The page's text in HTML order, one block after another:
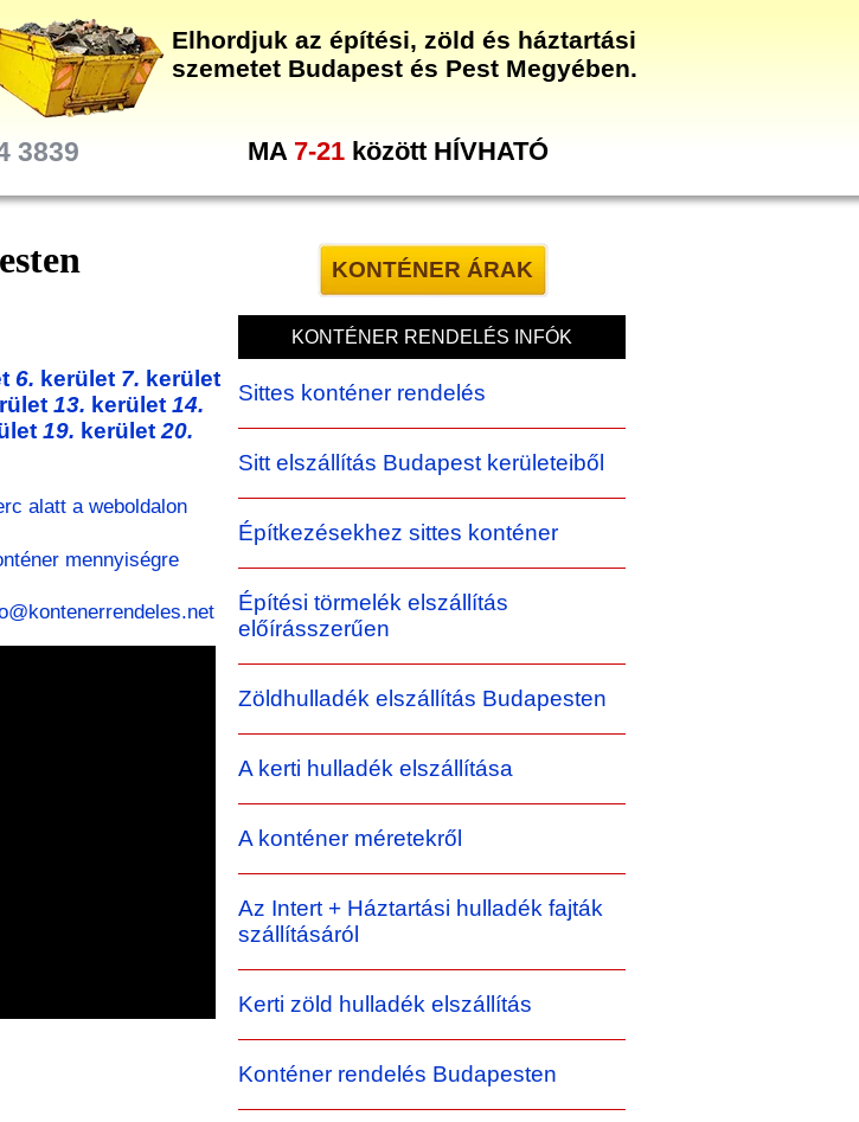
Elhordjuk az építési, zöld és háztartási
szemetet Budapest és Pest Megyében.
3839 MA 7-21 között HÍVHATÓ
6. kerület 7. kerület
13. kerület 14.
19. kerület 20.
alatt a weboldalon
mennyiségre
KONTÉNER ÁRAK
KONTÉNER RENDELÉS INFÓK
Sittes konténer rendelés
Sitt elszállítás Budapest kerületeiből
Építkezésekhez sittes konténer
Építési törmelék elszállítás
előírásszerűen
Zöldhulladék elszállítás Budapesten
A kerti hulladék elszállítása
A konténer méretekről
Az Intert + Háztartási hulladék fajták
szállításáról
Kerti zöld hulladék elszállítás
Konténer rendelés Budapesten